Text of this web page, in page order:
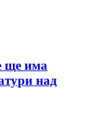
ще има
над